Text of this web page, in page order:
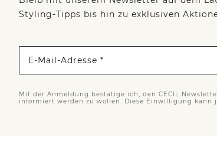
Styling-Tipps bis hin zu exklusiven
E-Mail-Adresse *
Mit der Anmeldung bestätige ich, den CECIL
informiert werden zu wollen. Diese Einwilligung kann